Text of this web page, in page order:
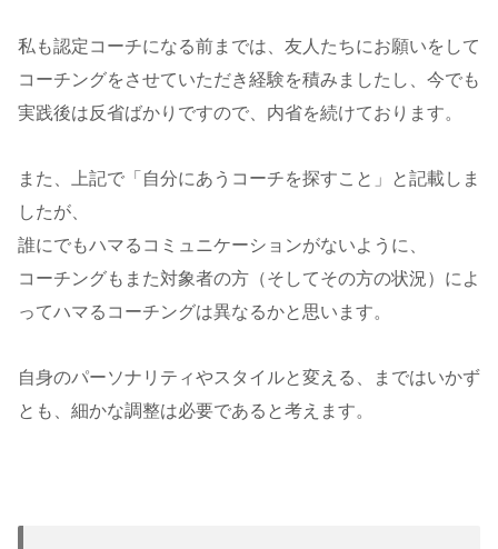
私も認定コーチになる前までは、友人たちにお願いをして
コーチングをさせていただき経験を積みましたし、今でも
実践後は反省ばかりですので、内省を続けております。
また、上記で「自分にあうコーチを探すこと」と記載しま
したが、
誰にでもハマるコミュニケーションがないように、
コーチングもまた対象者の方（そしてその方の状況）によ
ってハマるコーチングは異なるかと思います。
自身のパーソナリティやスタイルと変える、まではいかず
とも、細かな調整は必要であると考えます。